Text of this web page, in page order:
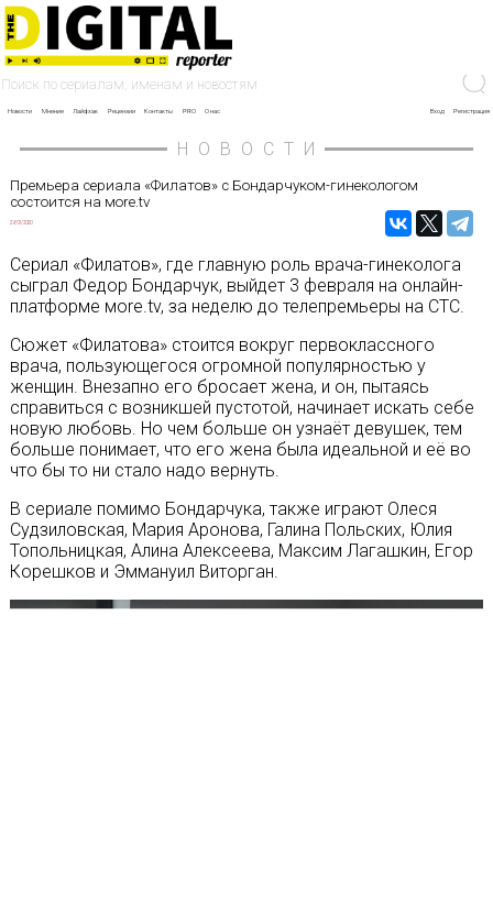
Новости Мнение Лайфхак Рецензии Контакты PRO О нас Вход Регистрация
НОВОСТИ
Премьера сериала «Филатов» с Бондарчуком-гинекологом
состоится на мore.tv
29/01/2020
Сериал «Филатов», где главную роль врача-гинеколога
сыграл Федор Бондарчук, выйдет 3 февраля на онлайн-
платформе мore.tv, за неделю до телепремьеры на СТС.
Сюжет «Филатова» стоится вокруг первоклассного
врача, пользующегося огромной популярностью у
женщин. Внезапно его бросает жена, и он, пытаясь
справиться с возникшей пустотой, начинает искать себе
новую любовь. Но чем больше он узнаёт девушек, тем
больше понимает, что его жена была идеальной и её во
что бы то ни стало надо вернуть.
В сериале помимо Бондарчука, также играют Олеся
Судзиловская, Мария Аронова, Галина Польских, Юлия
Топольницкая, Алина Алексеева, Максим Лагашкин, Егор
Корешков и Эммануил Виторган.